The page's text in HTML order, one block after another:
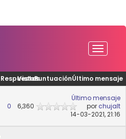
Respuestas
VistasPuntuaciónÚltimo mensaje
0 6,360
Último mensaje
por chujalt
14-03-2021, 21:16